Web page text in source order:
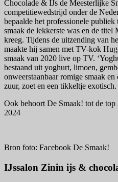
Chocolade & IJs de Meesterlijke
competitiewedstrijd onder de
bepaalde het professionele
smaak de lekkerste was en de titel
kreeg. Tijdens de uitzending van
maakte hij samen met TV-kok
smaak van 2020 live op TV.
bestaand uit yoghurt, limoen,
onweerstaanbaar romige smaak
zuur, zoet en een tikkeltje exotisch.
Ook behoort De Smaak! tot de top
2024
Bron foto: Facebook De Smaak!
IJssalon Zinin ijs &